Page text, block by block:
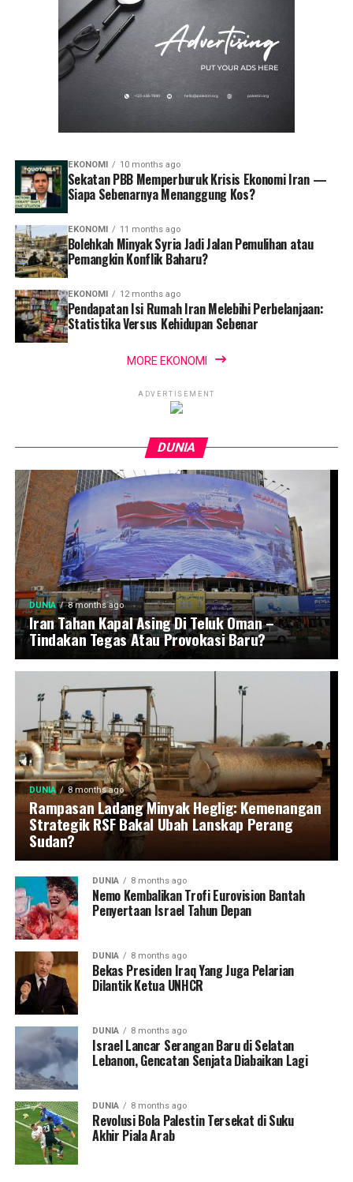
EKONOMI 10 months ago
Sekatan PBB Memperburuk Krisis Ekonomi Iran —
Siapa Sebenarnya Menanggung Kos?
EKONOMI 11 months ago
Bolehkah Minyak Syria Jadi Jalan Pemulihan atau
Pemangkin Konflik Baharu?
EKONOMI 12 months ago
Pendapatan Isi Rumah Iran Melebihi Perbelanjaan:
Statistika Versus Kehidupan Sebenar
MORE EKONOMI
ADVERTISEMENT
DUNIA
DUNIA 8 months ago
Iran Tahan Kapal Asing Di Teluk Oman –
Tindakan Tegas Atau Provokasi Baru?
DUNIA 8 months ago
Rampasan Ladang Minyak Heglig: Kemenangan
Strategik RSF Bakal Ubah Lanskap Perang
Sudan?
DUNIA 8 months ago
Nemo Kembalikan Trofi Eurovision Bantah
Penyertaan Israel Tahun Depan
DUNIA 8 months ago
Bekas Presiden Iraq Yang Juga Pelarian
Dilantik Ketua UNHCR
DUNIA 8 months ago
Israel Lancar Serangan Baru di Selatan
Lebanon, Gencatan Senjata Diabaikan Lagi
DUNIA 8 months ago
Revolusi Bola Palestin Tersekat di Suku
Akhir Piala Arab